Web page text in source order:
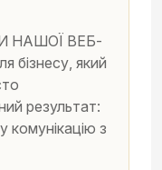
НАШОЇ ВЕБ-
бізнесу, який
результат:
комунікацію з